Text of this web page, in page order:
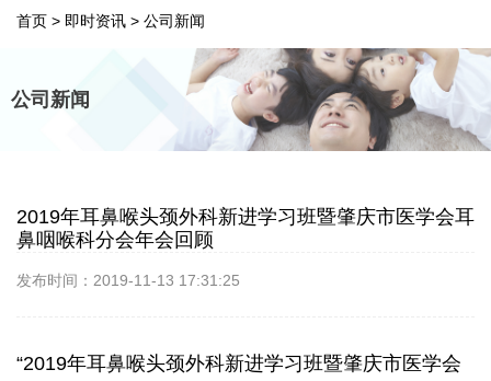
首页 > 即时资讯 > 公司新闻
公司新闻
2019年耳鼻喉头颈外科新进学习班暨肇庆市医学会耳
鼻咽喉科分会年会回顾
发布时间：2019-11-13 17:31:25
“2019年耳鼻喉头颈外科新进学习班暨肇庆市医学会